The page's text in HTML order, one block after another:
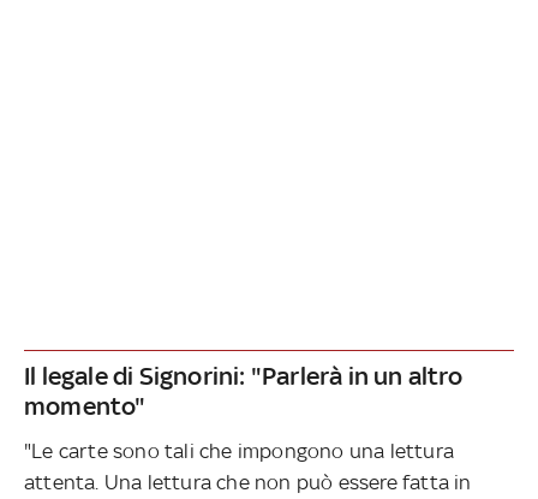
Il legale di Signorini: "Parlerà in un altro
momento"
"Le carte sono tali che impongono una lettura
attenta. Una lettura che non può essere fatta in